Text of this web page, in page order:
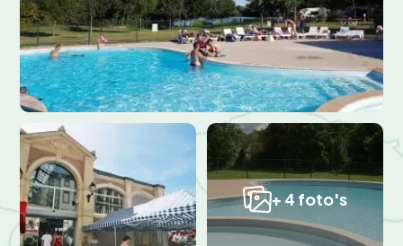
+ 4 foto's